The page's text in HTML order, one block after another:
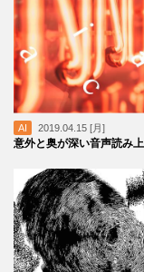
AI 2019.04.15 [月]
意外と奥が深い音声読み